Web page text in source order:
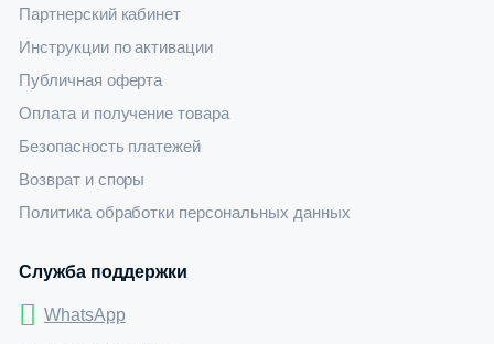
Партнерский кабинет
Инструкции по активации
Публичная оферта
Оплата и получение товара
Безопасность платежей
Возврат и споры
Политика обработки персональных данных
Служба поддержки
WhatsApp